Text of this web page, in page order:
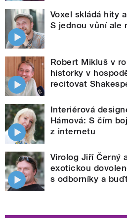
Voxel skládá hity
S jednou vůní ale
Robert Mikluš v
historky v
recitovat
Interiérová
Hámová: S čím
z internetu
Virolog Jiří Černý
exotickou
s odborníky a